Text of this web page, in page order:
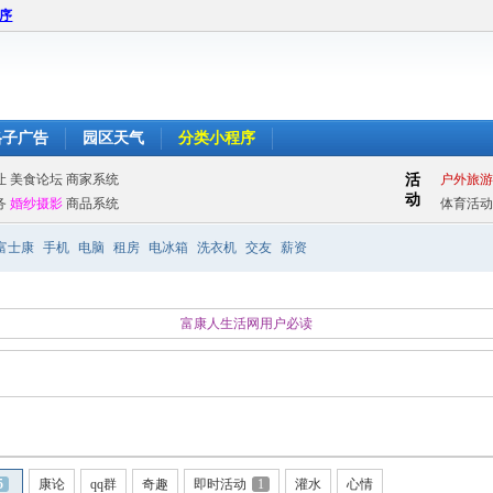
广告 园区天气 分类小程序
士康 手机 电脑 租房 电冰箱 洗衣机 交友 薪资
富康人生活网用户必读
康论 qq群 奇趣 即时活动 1 灌水 心情